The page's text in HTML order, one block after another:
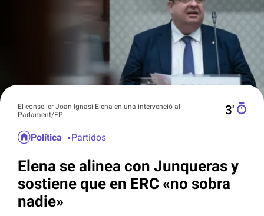
El conseller Joan Ignasi Elena en una intervenció al
Parlament/EP
3′
Política Partidos
Elena se alinea con Junqueras y
sostiene que en ERC «no sobra
nadie»